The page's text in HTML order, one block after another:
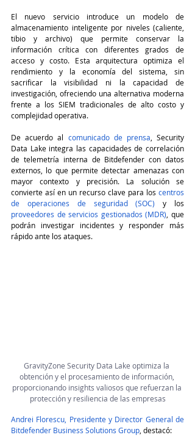
El nuevo servicio introduce un modelo de
almacenamiento inteligente por niveles (caliente,
tibio y archivo) que permite conservar la
información crítica con diferentes grados de
acceso y costo. Esta arquitectura optimiza el
rendimiento y la economía del sistema, sin
sacrificar la visibilidad ni la capacidad de
investigación, ofreciendo una alternativa moderna
frente a los SIEM tradicionales de alto costo y
complejidad operativa.
De acuerdo al comunicado de prensa , Security
Data Lake integra las capacidades de correlación
de telemetría interna de Bitdefender con datos
externos, lo que permite detectar amenazas con
mayor contexto y precisión. La solución se
convierte así en un recurso clave para los centros
de operaciones de seguridad (SOC)
proveedores de servicios gestionados (MDR) , que
podrán investigar incidentes y responder más
rápido ante los ataques.
GravityZone Security Data Lake optimiza la
obtención y el procesamiento de información,
proporcionando insights valiosos que refuerzan la
protección y resiliencia de las empresas
Andrei Florescu, Presidente y Director General de
Bitdefender Business Solutions Group , destacó: